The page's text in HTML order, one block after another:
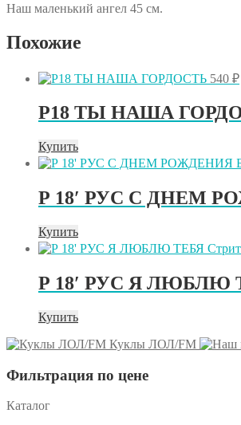
Наш маленький ангел 45 см.
Похожие
540 ₽
Р18 ТЫ НАША
Купить
Р 18′ РУС С ДНЕМ
Купить
Р 18′ РУС Я ЛЮБЛЮ
Купить
Куклы ЛОЛ/FM
Фильтрация по цене
Каталог